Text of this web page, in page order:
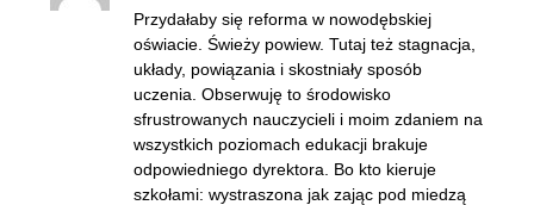
Przydałaby się reforma w nowodębskiej
oświacie. Świeży powiew. Tutaj też stagnacja,
układy, powiązania i skostniały sposób
uczenia. Obserwuję to środowisko
sfrustrowanych nauczycieli i moim zdaniem na
wszystkich poziomach edukacji brakuje
odpowiedniego dyrektora. Bo kto kieruje
szkołami: wystraszona jak zając pod miedzą